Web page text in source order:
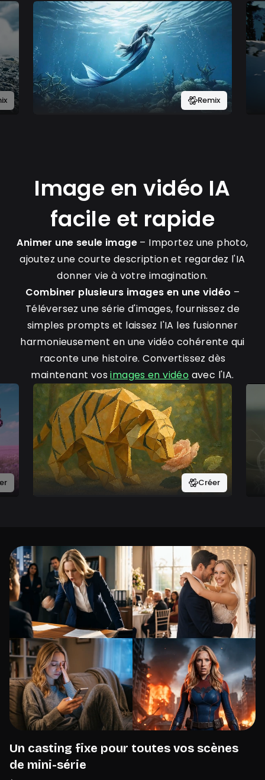
Remix
Image en vidéo IA
facile et rapide
Animer une seule image – Importez une photo,
ajoutez une courte description et regardez l'IA
donner vie à votre imagination.
Combiner plusieurs images en une vidéo –
Téléversez une série d'images, fournissez de
simples prompts et laissez l'IA les fusionner
harmonieusement en une vidéo cohérente qui
raconte une histoire. Convertissez dès
maintenant vosimages en vidéo avec l'IA.
Créer
Un casting fixe pour toutes vos scènes
de mini-série